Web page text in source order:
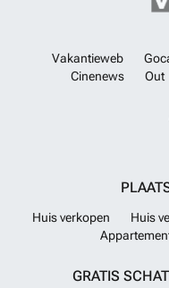
Vakantieweb
Cinenews
Out
Huis verkopen Huis
GRATIS